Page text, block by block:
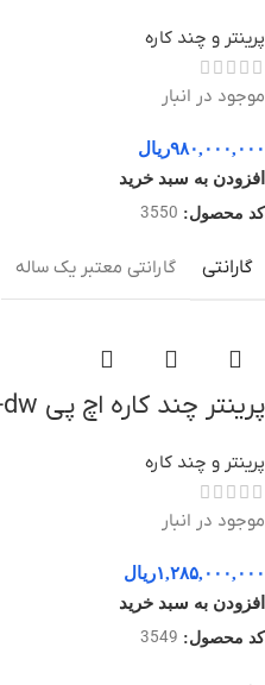
پرینتر و چند کاره
موجود در انبار
۹۸۰,۰۰۰,۰۰۰ریال
افزودن به سبد خرید
کد محصول: 3550
گارانتی گارانتی معتبر یک ساله
پرینتر چند کاره اچ پی MFP M428-dw
پرینتر و چند کاره
موجود در انبار
۱,۲۸۵,۰۰۰,۰۰۰ریال
افزودن به سبد خرید
کد محصول: 3549